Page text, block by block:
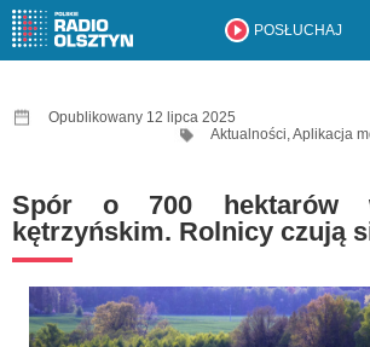
POSŁUCHAJ
Opublikowany 12 lipca 2025
Aktualności,Aplikacja
Spór o 700 hektarów
kętrzyńskim. Rolnicy czują